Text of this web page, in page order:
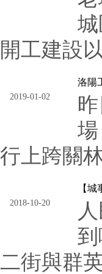
開工建設
2019-01-02
洛陽
行上跨關
2018-10-20
【
二街與群